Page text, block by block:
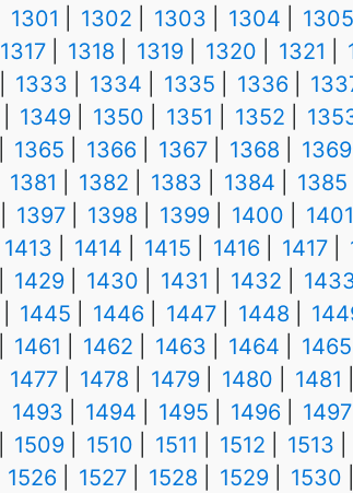
1301
1302 1303 1304 1305
1317
1318 1319 1320 1321
1333
1334 1335 1336
1349
1350 1351 1352
1365
1366 1367 1368 1369
1381
1382 1383 1384 1385
1397
1398 1399 1400 1401
1413
1414 1415 1416 1417
1429
1430 1431 1432
1445
1446 1447 1448
1461
1462 1463 1464 1465
1477
1478 1479 1480 1481
1493
1494 1495 1496 1497
1509
1510 1511 1512 1513
1526
1527 1528 1529 1530